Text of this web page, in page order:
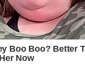
Boo Boo? Better
Now